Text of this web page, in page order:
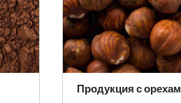
Продукция с